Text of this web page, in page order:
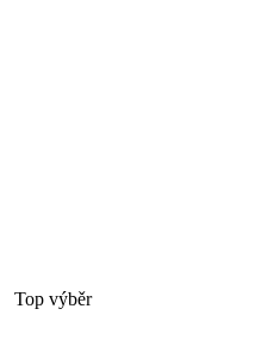
Top výběr